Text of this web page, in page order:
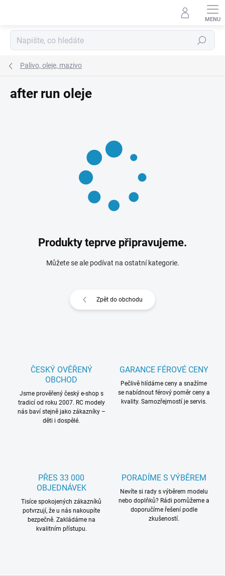
Hledat
Palivo, oleje, mazivo
after run oleje
Produkty teprve připravujeme.
Můžete se ale podívat na ostatní kategorie.
Zpět do obchodu
ČESKÝ OVĚŘENÝ
OBCHOD
Jsme prověřený český e-shop s
tradicí od roku 2007. RC modely
nás baví stejně jako zákazníky –
děti i dospělé.
GARANCE FÉROVÉ CENY
Pečlivě hlídáme ceny a snažíme
se nabídnout férový poměr ceny a
kvality. Samozřejmostí je servis.
PŘES 33 000
OBJEDNÁVEK
Tisíce spokojených zákazníků
potvrzují, že u nás nakoupíte
bezpečně. Zakládáme na
kvalitním přístupu.
PORADÍME S VÝBĚREM
Nevíte si rady s výběrem modelu
nebo doplňků? Rádi pomůžeme a
doporučíme řešení podle
zkušeností.